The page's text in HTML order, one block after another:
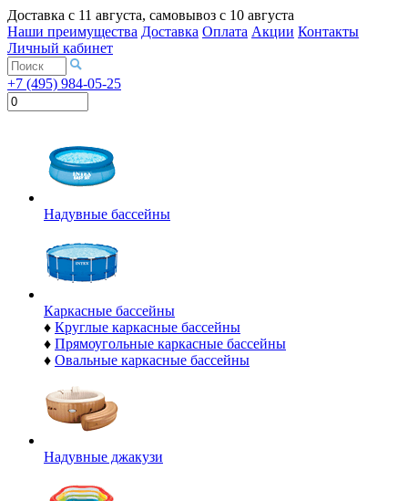
Доставка с 11 августа, самовывоз с 10 августа
Наши преимущества Доставка Оплата Акции Контакты
Личный кабинет
+7 (495) 984-05-25
Надувные бассейны
Каркасные бассейны
♦ Круглые каркасные бассейны
♦ Прямоугольные каркасные бассейны
♦ Овальные каркасные бассейны
Надувные джакузи